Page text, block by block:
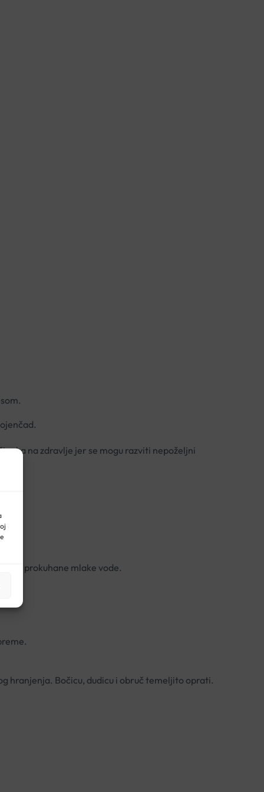
na zdravlje jer se mogu razviti nepoželjni
prokuhane mlake vode.
hranjenja. Bočicu, dudicu i obruč temeljito oprati.